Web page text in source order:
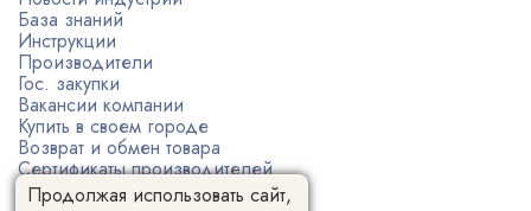
База знаний
Инструкции
Производители
Гос. закупки
Вакансии компании
Купить в своем городе
Возврат и обмен товара
Сертификаты производителей
Политика конфиденциальности
Продолжая использовать сайт,